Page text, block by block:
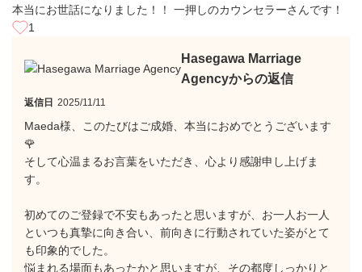
本当にお世話になりました！！ 一押しのカウンセラーさんです！
1
Hasegawa Marriage
Agencyからの返信
返信日 2025/11/11
Maeda様、このたびはご成婚、本当におめでとうございます
🌹
そして心温まるお言葉をいただき、心より感謝申し上げま
す。
初めてのご登録で不安もあったと思いますが、お一人お一人
といつも真摯に向き合い、前向きに行動されていた姿がとて
も印象的でした。
悩まれる場面もあったかと思いますが、その都度しっかりと